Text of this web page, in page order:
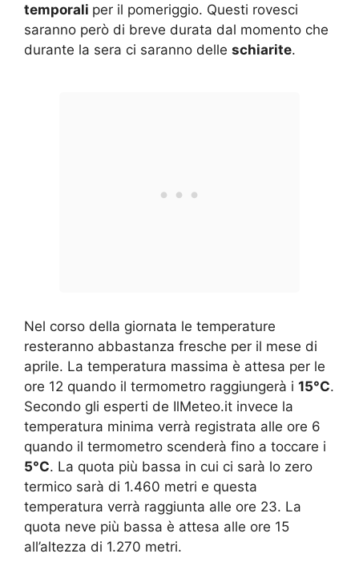
temporali per il pomeriggio. Questi rovesci
saranno però di breve durata dal momento che
durante la sera ci saranno delle schiarite.
Nel corso della giornata le temperature
resteranno abbastanza fresche per il mese di
aprile. La temperatura massima è attesa per le
ore 12 quando il termometro raggiungerà i 15°C.
Secondo gli esperti de IlMeteo.it invece la
temperatura minima verrà registrata alle ore 6
quando il termometro scenderà fino a toccare i
5°C. La quota più bassa in cui ci sarà lo zero
termico sarà di 1.460 metri e questa
temperatura verrà raggiunta alle ore 23. La
quota neve più bassa è attesa alle ore 15
all’altezza di 1.270 metri.